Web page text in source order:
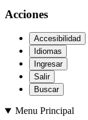
Acciones
Accesibilidad
Idiomas
Ingresar
Salir
Buscar
Menu Principal